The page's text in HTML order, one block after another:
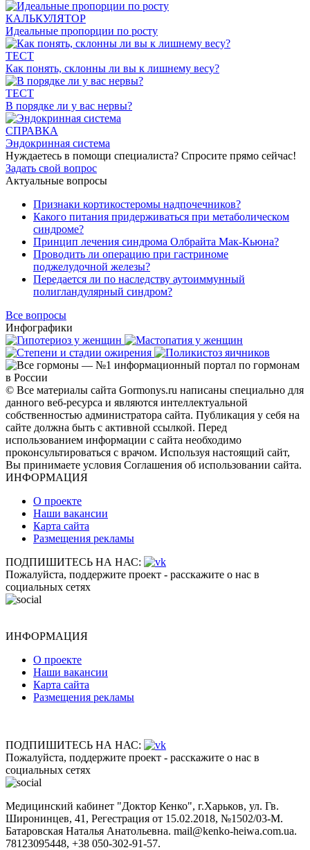
КАЛЬКУЛЯТОР
Идеальные пропорции по росту
ТЕСТ
Как понять, склонны ли вы к лишнему весу?
ТЕСТ
В порядке ли у вас нервы?
СПРАВКА
Эндокринная система
Нуждаетесь в помощи специалиста? Спросите прямо сейчас!
Задать свой вопрос
Актуальные вопросы
Признаки кортикостеромы надпочечников?
Какого питания придерживаться при метаболическом
синдроме?
Принцип лечения синдрома Олбрайта Мак-Кьюна?
Проводить ли операцию при гастриноме
поджелудочной железы?
Передается ли по наследству аутоиммунный
полигландулярный синдром?
Все вопросы
Инфографики
© Все материалы сайта Gormonys.ru написаны специально для
данного веб-ресурса и являются интеллектуальной
собственностью администратора сайта. Публикация у себя на
сайте должна быть с активной ссылкой. Перед
использованием информации с сайта необходимо
проконсультироваться с врачом. Используя настоящий сайт,
Вы принимаете условия Соглашения об использовании сайта.
ИНФОРМАЦИЯ
О проекте
Наши вакансии
Карта сайта
Размещения рекламы
ПОДПИШИТЕСЬ НА НАС:
Пожалуйста, поддержите проект - расскажите о нас в
социальных сетях
ИНФОРМАЦИЯ
О проекте
Наши вакансии
Карта сайта
Размещения рекламы
ПОДПИШИТЕСЬ НА НАС:
Пожалуйста, поддержите проект - расскажите о нас в
социальных сетях
Медицинский кабинет "Доктор Кенко", г.Харьков, ул. Гв.
Широнинцев, 41, Регестрация от 15.02.2018, №1502/03-M.
Батаровская Наталья Анатольевна. mail@kenko-heiwa.com.ua.
78123095448, +38 050-302-91-57.